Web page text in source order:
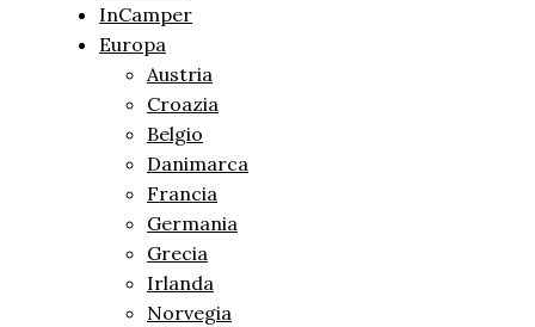
InCamper
Europa
Austria
Croazia
Belgio
Danimarca
Francia
Germania
Grecia
Irlanda
Norvegia